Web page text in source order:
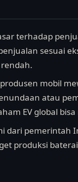
terhadap
sesuai
mobil
atau
EV global
dari pemerintah
produksi